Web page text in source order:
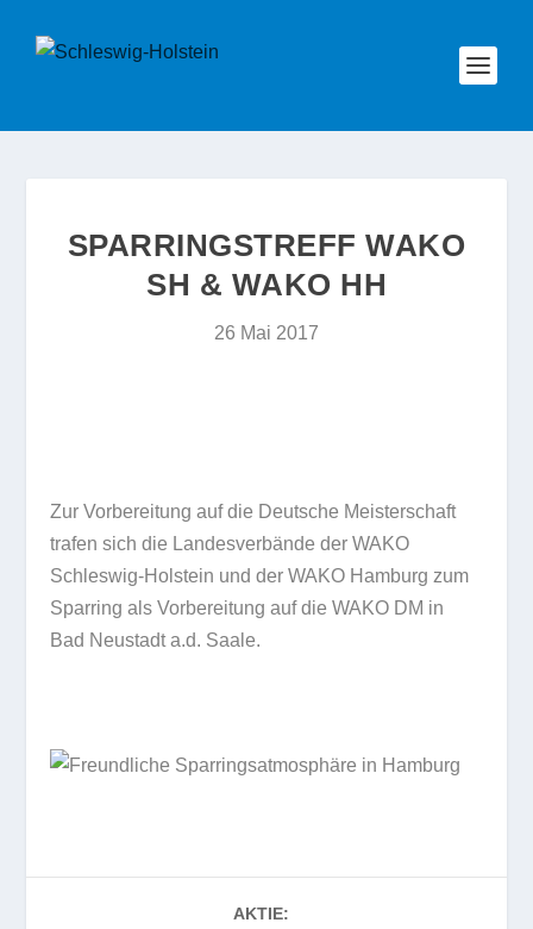
SPARRINGSTREFF WAKO
SH & WAKO HH
26 Mai 2017
Zur Vorbereitung auf die Deutsche Meisterschaft
trafen sich die Landesverbände der WAKO
Schleswig-Holstein und der WAKO Hamburg zum
Sparring als Vorbereitung auf die WAKO DM in
Bad Neustadt a.d. Saale.
AKTIE: